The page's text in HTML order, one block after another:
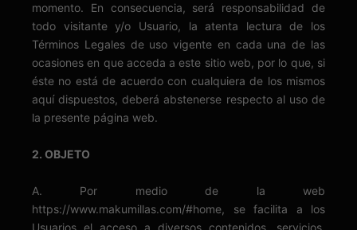
momento. En consecuencia, será responsabilidad de
todo visitante y/o Usuario, la atenta lectura de los
Términos Legales de uso vigente en cada una de las
ocasiones en que acceda a este sitio web, por lo que, si
éste no está de acuerdo con cualquiera de los mismos
aquí dispuestos, deberá abstenerse respecto al uso de
la presente página web.
2. OBJETO
A. Por medio de la web
https://www.makumillas.com/#home, se facilita a los
Usuarios el acceso a diversos contenidos, servicios,